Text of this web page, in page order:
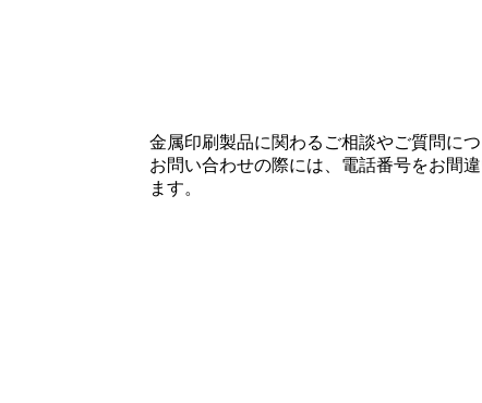
金属印刷製品に関わるご相談やご質問に
お問い合わせの際には、電話番号をお間
ます。